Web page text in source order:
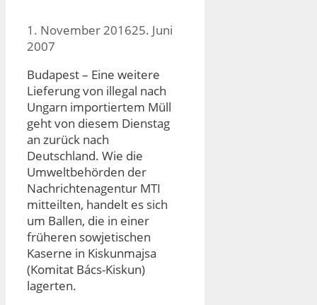
1. November 201625. Juni
2007
Budapest – Eine weitere
Lieferung von illegal nach
Ungarn importiertem Müll
geht von diesem Dienstag
an zurück nach
Deutschland. Wie die
Umweltbehörden der
Nachrichtenagentur MTI
mitteilten, handelt es sich
um Ballen, die in einer
früheren sowjetischen
Kaserne in Kiskunmajsa
(Komitat Bács-Kiskun)
lagerten.